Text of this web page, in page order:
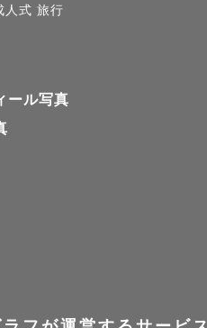
人式 旅行
ール写真